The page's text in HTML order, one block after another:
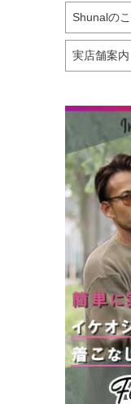
Shunalの
実店舗案内